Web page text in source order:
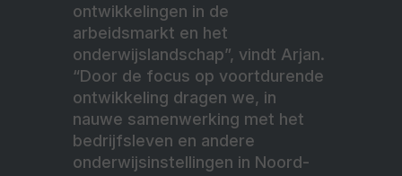
ontwikkelingen in de
arbeidsmarkt en het
onderwijslandschap”, vindt Arjan.
“Door de focus op voortdurende
ontwikkeling dragen we, in
nauwe samenwerking met het
bedrijfsleven en andere
onderwijsinstellingen in Noord-